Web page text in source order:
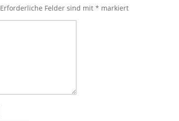
Erforderliche Felder sind mit* markiert